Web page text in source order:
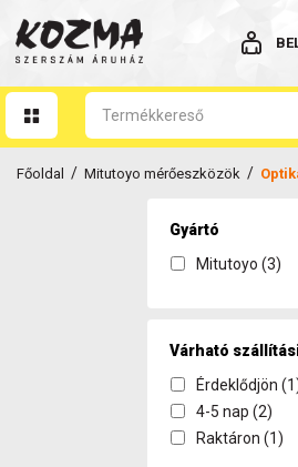
Főoldal / Mitutoyo mérőeszközök /
Gyártó
Mitutoyo (3)
Várható
Érdeklődjön
4-5 nap (2)
Raktáron (1)